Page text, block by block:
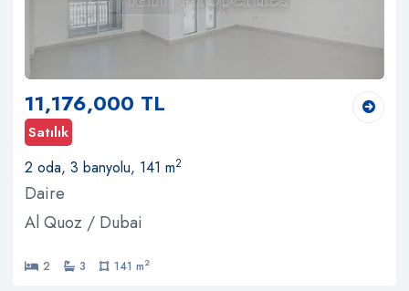
11,176,000 TL
Satılık
2 oda, 3 banyolu, 141 m2
Daire
Al Quoz / Dubai
2 3 141 m2